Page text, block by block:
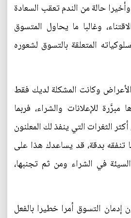
حالة من الندم تعقب السعادة
وغالبا ما يحاول المتسوق
المتعلقة بالتسوق لشعوره
وكانت المشكلة لديك فقط
للإعلانات والشراء، فربما
الثغرات التي ينفذ لك المعلنون
تنفقه بدقة، قد يساعدك هذا على
في الشراء ومن ثم تجنبها،
التسوق أمرا خطيرا بالفعل